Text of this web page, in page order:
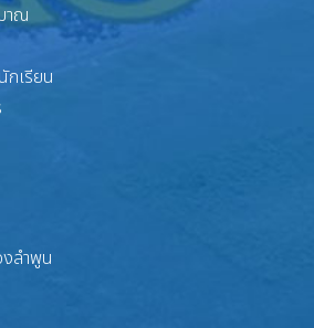
าณ
กเรียน
งลำพูน